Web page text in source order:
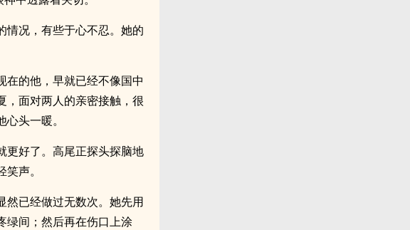
情况，有些于心不忍。她的
在的他，早就已经不像国中
，面对两人的亲密接触，很
头一暖。
更好了。高尾正探头探脑地
声。
然已经做过无数次。她先用
绿间；然后再在伤口上涂